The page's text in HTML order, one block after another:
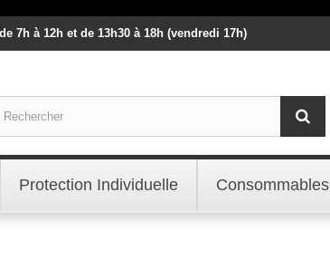
7h à 12h et de 13h30 à 18h (vendredi 17h)
Protection Individuelle Consommables